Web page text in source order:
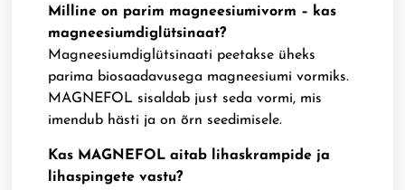
Milline on parim magneesiumivorm – kas
magneesiumdiglütsinaat?
Magneesiumdiglütsinaati peetakse üheks
parima biosaadavusega magneesiumi vormiks.
MAGNEFOL sisaldab just seda vormi, mis
imendub hästi ja on õrn seedimisele.
Kas MAGNEFOL aitab lihaskrampide ja
lihaspingete vastu?